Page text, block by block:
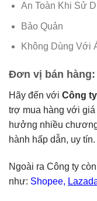
An Toàn Khi Sử
Bảo Quản
Không Dùng Với
Đơn vị bán hàng:
Hãy đến với Công
trợ mua hàng với
hưởng nhiều
hành hấp dẫn, uy tín.
Ngoài ra Công ty
như: Shopee,